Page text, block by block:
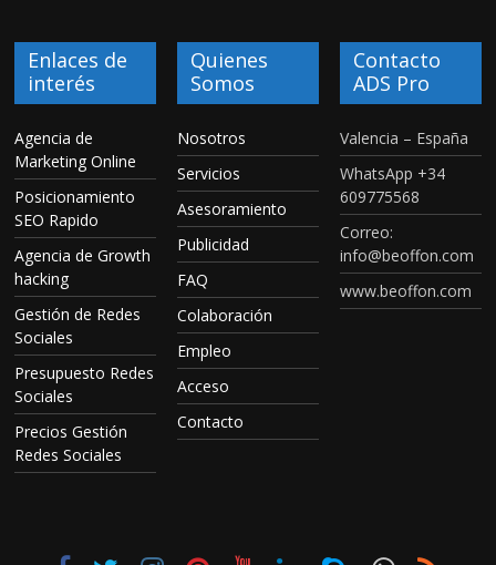
Enlaces de
interés
Agencia de
Marketing Online
Posicionamiento
SEO Rapido
Agencia de Growth
hacking
Gestión de Redes
Sociales
Presupuesto Redes
Sociales
Precios Gestión
Redes Sociales
Quienes
Somos
Nosotros
Servicios
Asesoramiento
Publicidad
FAQ
Colaboración
Empleo
Acceso
Contacto
Contacto
ADS Pro
Valencia – España
WhatsApp +34
609775568
Correo:
info@beoffon.com
www.beoffon.com